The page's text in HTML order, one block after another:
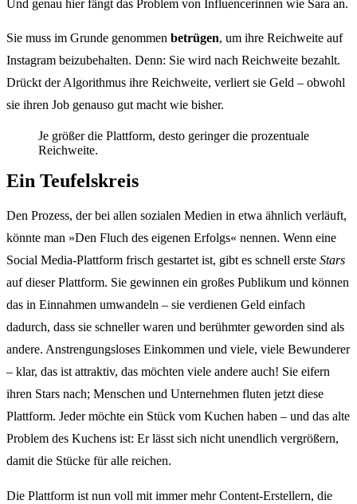
Und genau hier fängt das Problem von Influencerinnen wie Sara an.
Sie muss im Grunde genommen betrügen, um ihre Reichweite auf
Instagram beizubehalten. Denn: Sie wird nach Reichweite bezahlt.
Drückt der Algorithmus ihre Reichweite, verliert sie Geld – obwohl
sie ihren Job genauso gut macht wie bisher.
Je größer die Plattform, desto geringer die prozentuale
Reichweite.
Ein Teufelskreis
Den Prozess, der bei allen sozialen Medien in etwa ähnlich verläuft,
könnte man »Den Fluch des eigenen Erfolgs« nennen. Wenn eine
Social Media-Plattform frisch gestartet ist, gibt es schnell erste Stars
auf dieser Plattform. Sie gewinnen ein großes Publikum und können
das in Einnahmen umwandeln – sie verdienen Geld einfach
dadurch, dass sie schneller waren und berühmter geworden sind als
andere. Anstrengungsloses Einkommen und viele, viele Bewunderer
– klar, das ist attraktiv, das möchten viele andere auch! Sie eifern
ihren Stars nach; Menschen und Unternehmen fluten jetzt diese
Plattform. Jeder möchte ein Stück vom Kuchen haben – und das alte
Problem des Kuchens ist: Er lässt sich nicht unendlich vergrößern,
damit die Stücke für alle reichen.
Die Plattform ist nun voll mit immer mehr Content-Erstellern, die